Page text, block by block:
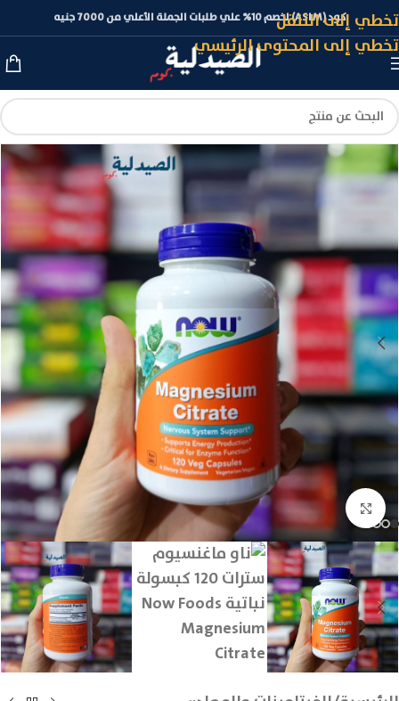
تخطي إلى التنقل
تخطي إلى المحتوى الرئيسي
كود (ASLM) لخصم 10% علي طلبات الجملة الأعلي من 7000 جنيه
انقر للتكبير